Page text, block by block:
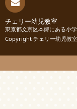
連絡
先
チェリー幼児教室
東京都文京区本郷にある小
Copyright チェリー幼児教室